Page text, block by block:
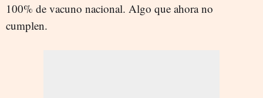
100% de vacuno nacional. Algo que ahora no
cumplen.